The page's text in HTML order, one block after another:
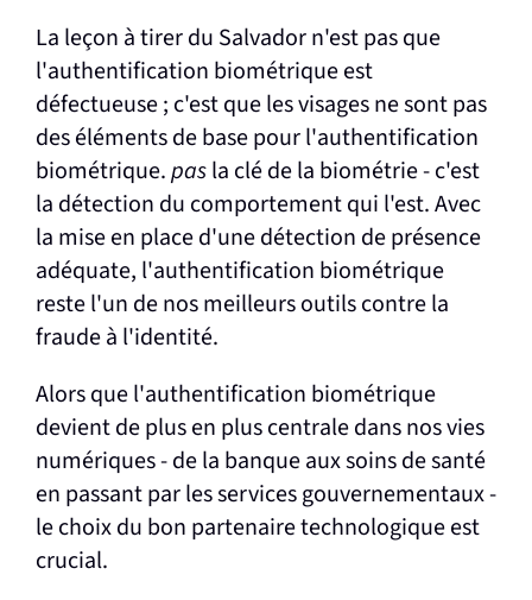
La leçon à tirer du Salvador n'est pas que
l'authentification biométrique est
défectueuse ; c'est que les visages ne sont pas
des éléments de base pour l'authentification
biométrique.pasla clé de la biométrie - c'est
la détection du comportement qui l'est. Avec
la mise en place d'une détection de présence
adéquate, l'authentification biométrique
reste l'un de nos meilleurs outils contre la
fraude à l'identité.
Alors que l'authentification biométrique
devient de plus en plus centrale dans nos vies
numériques - de la banque aux soins de santé
en passant par les services gouvernementaux -
le choix du bon partenaire technologique est
crucial.